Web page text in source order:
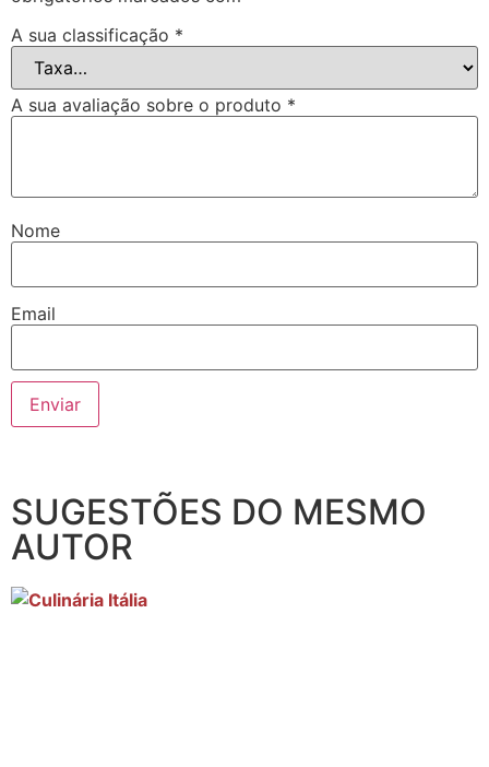
A sua classificação *
A sua avaliação sobre o produto *
Nome
Email
SUGESTÕES DO MESMO
AUTOR